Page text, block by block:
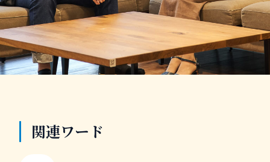
関連ワード